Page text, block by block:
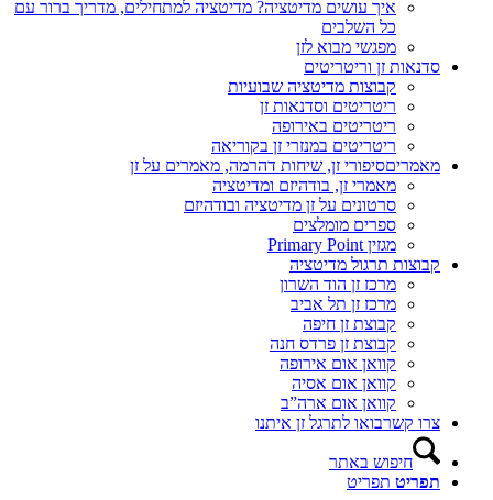
איך עושים מדיטציה? מדיטציה למתחילים, מדריך ברור עם
כל השלבים
מפגשי מבוא לזן
סדנאות זן וריטריטים
קבוצות מדיטציה שבועיות
ריטריטים וסדנאות זן
ריטריטים באירופה
ריטריטים במנזרי זן בקוריאה
מאמריםסיפורי זן, שיחות דהרמה, מאמרים על זן
מאמרי זן, בודהיזם ומדיטציה
סרטונים על זן מדיטציה ובודהיזם
ספרים מומלצים
מגזין Primary Point
קבוצות תרגול מדיטציה
מרכז זן הוד השרון
מרכז זן תל אביב
קבוצת זן חיפה
קבוצת זן פרדס חנה
קוואן אום אירופה
קוואן אום אסיה
קוואן אום ארה”ב
צרו קשרבואו לתרגל זן איתנו
חיפוש באתר
תפריט תפריט